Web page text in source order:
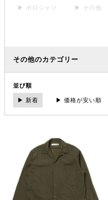
▶ ポロシャツ ▶ その他
その他のカテゴリー
並び順
▶ 新着 ▶ 価格が安い順